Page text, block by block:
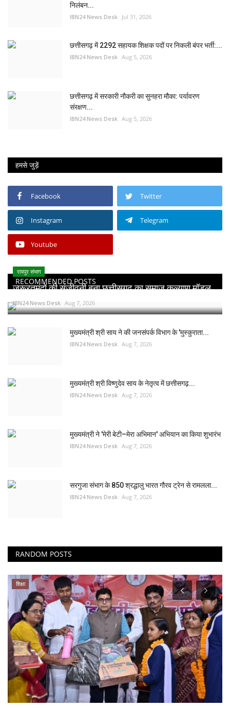
निलंबन...
IBN24 News Desk Jul 31, 2026
छत्तीसगढ़ में 2292 सहायक शिक्षक पदों पर निकली बंपर भर्ती:...
IBN24 News Desk Aug 5, 2026
छत्तीसगढ़ में सरकारी नौकरी का सुनहरा मौका: पर्यावरण
संरक्षण...
IBN24 News Desk Aug 5, 2026
हमसे जुड़ें
Facebook Twitter
Instagram Telegram
Youtube
RECOMMENDED POSTS
रायपुर संभाग
जरूरतमंदों की संजीवनी बना छत्तीसगढ़ का समाज कल्याण मॉडल...
IBN24 News Desk Aug 7, 2026
मुख्यमंत्री श्री साय ने की जनसंपर्क विभाग के 'मुस्कुराता...
IBN24 News Desk Aug 7, 2026
मुख्यमंत्री श्री विष्णुदेव साय के नेतृत्व में छत्तीसगढ़...
IBN24 News Desk Aug 7, 2026
मुख्यमंत्री ने 'मेरी बेटी–मेरा अभिमान' अभियान का किया शुभारंभ
IBN24 News Desk Aug 7, 2026
सरगुजा संभाग के 850 श्रद्धालु भारत गौरव ट्रेन से रामलला...
IBN24 News Desk Aug 7, 2026
RANDOM POSTS
शिक्षा